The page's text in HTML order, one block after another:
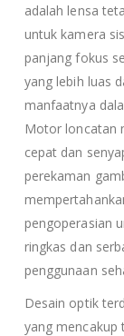
adalah lensa
untuk kamera
panjang fokus
yang lebih luas
manfaatnya
Motor loncatan
cepat dan
perekaman
pengoperasian
ringkas dan
penggunaan
Desain optik
yang mencakup